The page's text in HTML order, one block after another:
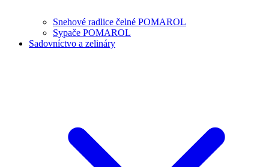
Snehové radlice čelné POMAROL
Sypače POMAROL
Sadovníctvo a zelináry